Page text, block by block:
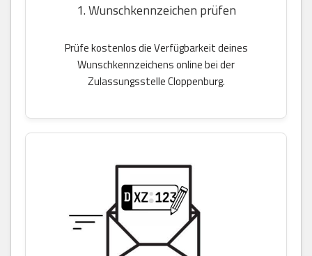
1. Wunschkennzeichen prüfen
Prüfe kostenlos die Verfügbarkeit deines
Wunschkennzeichens online bei der
Zulassungsstelle Cloppenburg.